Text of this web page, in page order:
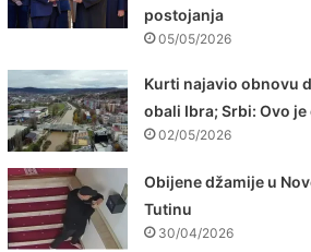
postojanja
05/05/2026
Kurti najavio obnovu
obali Ibra; Srbi: Ovo
02/05/2026
Obijene džamije u
Tutinu
30/04/2026